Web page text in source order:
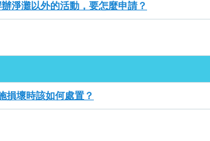
淨灘以外的活動，要怎麼申請？
損壞時該如何處置？